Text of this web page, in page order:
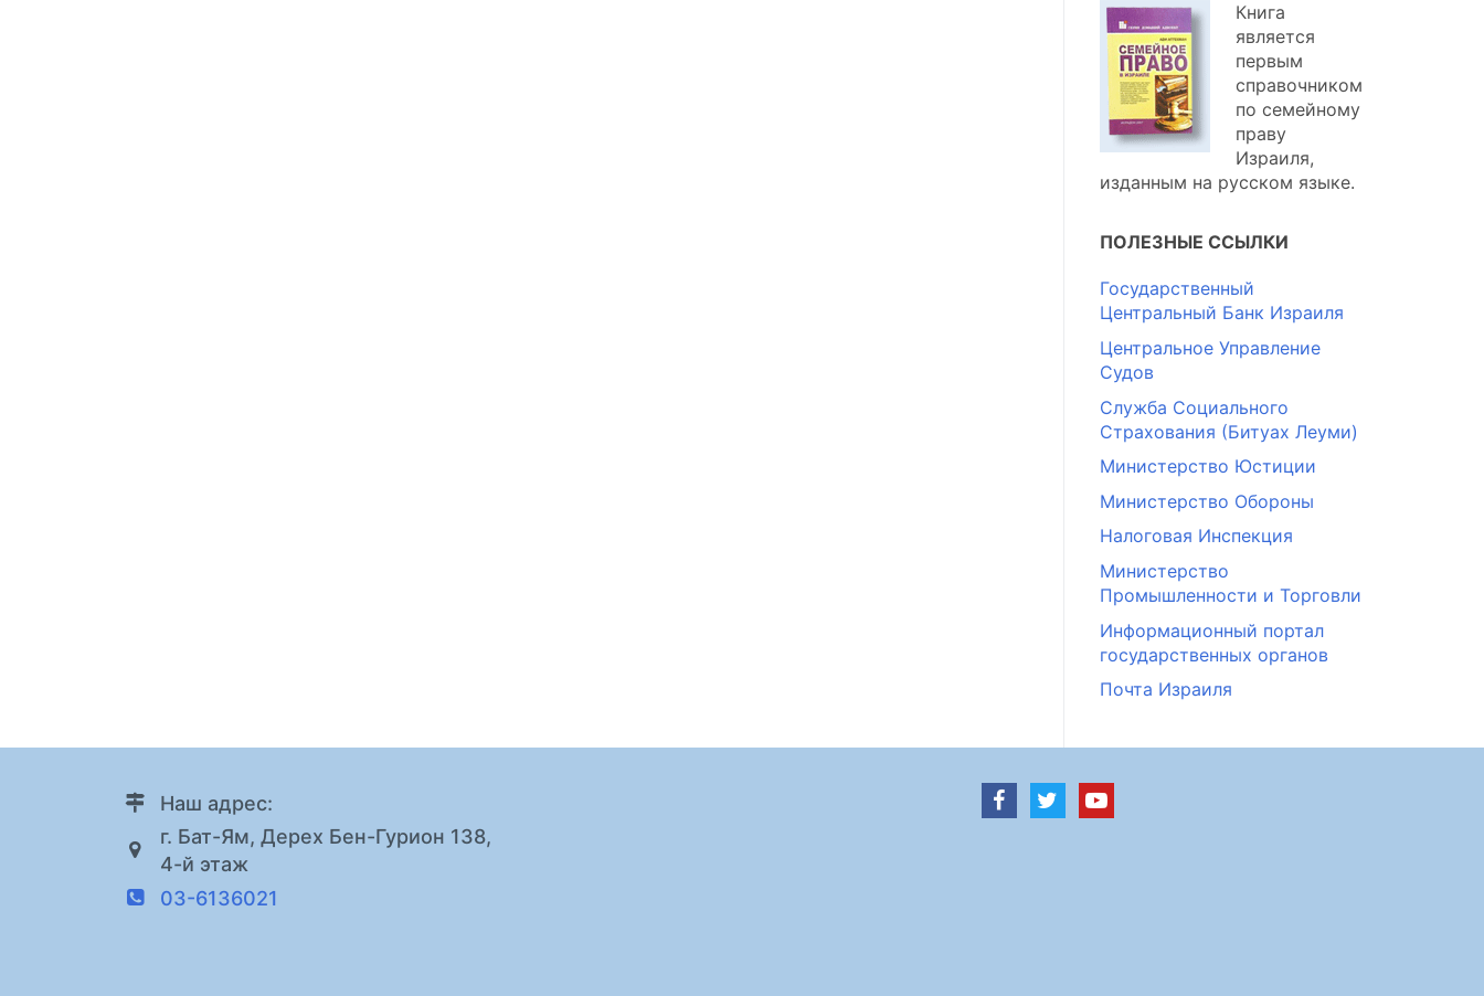
Книга
является
первым
справочником
по семейному
праву
Израиля,
изданным на русском языке.
ПОЛЕЗНЫЕ ССЫЛКИ
Государственный
Центральный Банк Израиля
Центральное Управление
Судов
Служба Социального
Страхования (Битуах Леуми)
Министерство Юстиции
Министерство Обороны
Налоговая Инспекция
Министерство
Промышленности и Торговли
Информационный портал
государственных органов
Почта Израиля
Наш адрес:
г. Бат-Ям, Дерех Бен-Гурион 138,
4-й этаж
03-6136021